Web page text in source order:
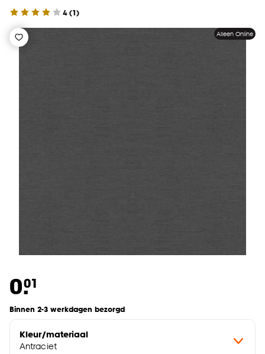
4(1)
Alleen Online
0.01
Binnen 2-3 werkdagen bezorgd
Kleur/materiaal
Antraciet